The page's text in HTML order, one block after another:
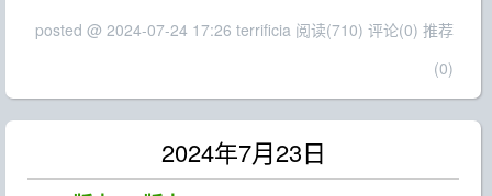
posted @ 2024-07-24 17:26 terrificia 阅读(710) 评论(0) 推荐
(0)
2024年7月23日